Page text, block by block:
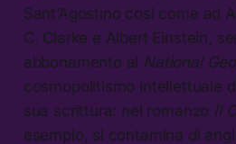
Sant’Agostino così come ad
C. Clarke e Albert Einstein,
abbonamento al National
cosmopolitismo intellettuale
sua scrittura: nel romanzo Il
esempio, si contamina di